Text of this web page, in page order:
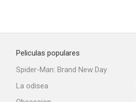
Peliculas populares
Spider-Man: Brand New Day
La odisea